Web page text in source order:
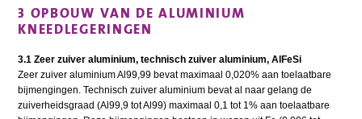
3 OPBOUW VAN DE ALUMINIUM
KNEEDLEGERINGEN
3.1 Zeer zuiver aluminium, technisch zuiver aluminium, AlFeSi
Zeer zuiver aluminium Al99,99 bevat maximaal 0,020% aan toelaatbare
bijmengingen. Technisch zuiver aluminium bevat al naar gelang de
zuiverheidsgraad (Al99,9 tot Al99) maximaal 0,1 tot 1% aan toelaatbare